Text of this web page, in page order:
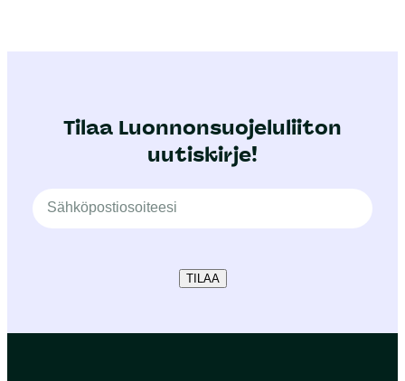
Tilaa Luonnonsuojeluliiton
uutiskirje!
TILAA